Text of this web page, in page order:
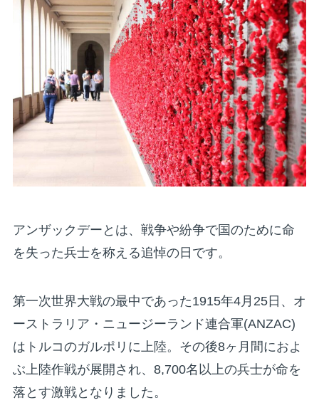
アンザックデーとは、戦争や紛争で国のために命
を失った兵士を称える追悼の日です。
第一次世界大戦の最中であった1915年4月25日、オ
ーストラリア・ニュージーランド連合軍(ANZAC)
はトルコのガルポリに上陸。その後8ヶ月間におよ
ぶ上陸作戦が展開され、8,700名以上の兵士が命を
落とす激戦となりました。